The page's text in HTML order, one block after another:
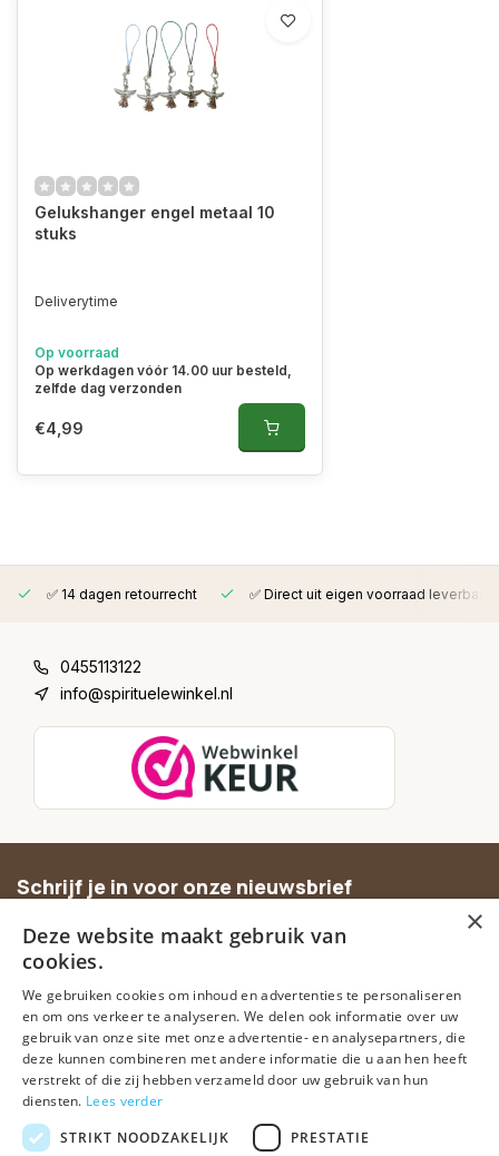
Gelukshanger engel metaal 10
stuks
Deliverytime
Op voorraad
Op werkdagen vóór 14.00 uur besteld,
zelfde dag verzonden
€4,99
✅ 14 dagen retourrecht ✅ Direct uit eigen voorraad leverbaar
0455113122
info@spirituelewinkel.nl
Schrijf je in voor onze nieuwsbrief
aanbiedingen.
Abonneer
×
Deze website maakt gebruik van
cookies.
We gebruiken cookies om inhoud en advertenties te personaliseren
en om ons verkeer te analyseren. We delen ook informatie over uw
gebruik van onze site met onze advertentie- en analysepartners, die
deze kunnen combineren met andere informatie die u aan hen heeft
verstrekt of die zij hebben verzameld door uw gebruik van hun
diensten. Lees verder
STRIKT NOODZAKELIJK
PRESTATIE